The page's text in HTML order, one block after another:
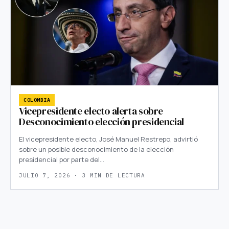
COLOMBIA
Vicepresidente electo alerta sobre
Desconocimiento elección presidencial
El vicepresidente electo, José Manuel Restrepo, advirtió
sobre un posible desconocimiento de la elección
presidencial por parte del…
JULIO 7, 2026 · 3 MIN DE LECTURA